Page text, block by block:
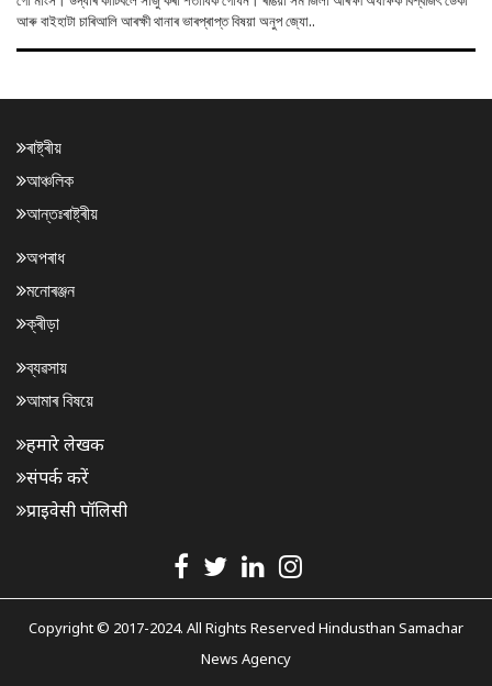
আৰু বাইহাটা চাৰিআলি আৰক্ষী থানাৰ ভাৰপ্ৰাপ্ত বিষয়া অনুপ জ্যো..
ৰাষ্ট্ৰীয়
আঞ্চলিক
আন্তঃৰাষ্ট্ৰীয়
অপৰাধ
মনোৰঞ্জন
ক্ৰীড়া
ব্যৱসায়
আমাৰ বিষয়ে
हमारे लेखक
संपर्क करें
प्राइवेसी पॉलिसी
Copyright © 2017-2024. All Rights Reserved Hindusthan Samachar
News Agency